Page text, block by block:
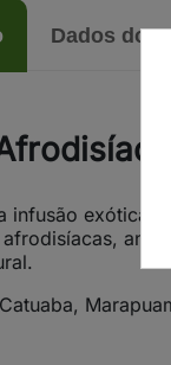
Dados do
infusão exótica
Catuaba,